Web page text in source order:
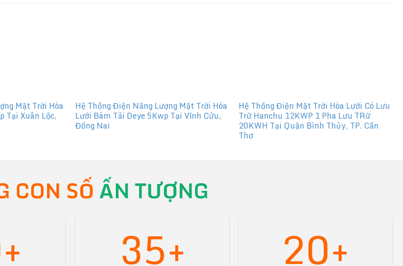
Mặt Trời Hòa
Tại Xuân Lộc,
Hệ Thống Điện Năng Lượng Mặt Trời Hòa
Lưới Bám Tải Deye 5Kwp Tại Vĩnh Cửu,
Đồng Nai
Hệ Thống Điện Mặt Trời Hòa Lưới Có Lưu
Trữ Hanchu 12KWP 1 Pha Lưu TRữ
20KWH Tại Quận Bình Thủy, TP. Cần
Thơ
CON SỐẤN TƯỢNG
35+ 20+